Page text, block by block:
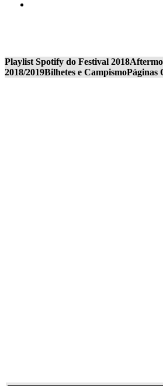
Playlist Spotify do Festival 2018
2018/2019Bilhetes e CampismoPáginas